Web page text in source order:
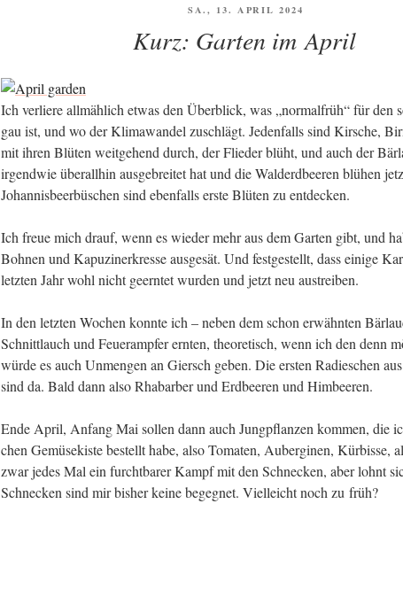
VERÖFFENTLICHT
SA., 13. APRIL 2024
Kurz: Garten im April
Ich ver­lie­re all­mäh­lich etwas den Über­blick, was „nor­mal­früh“ für den
gau ist, und wo der Kli­ma­wan­del zuschlägt. Jeden­falls sind Kir­sche,
mit ihren Blü­ten weit­ge­hend durch, der Flie­der blüht, und auch der
irgend­wie über­all­hin aus­ge­brei­tet hat und die Wald­erd­bee­ren blü­hen
Johan­nis­beer­bü­schen sind eben­falls ers­te Blü­ten zu entdecken.
Ich freue mich drauf, wenn es wie­der mehr aus dem Gar­ten gibt, und
Boh­nen und Kapu­zi­ner­kres­se aus­ge­sät. Und fest­ge­stellt, dass eini­ge
letz­ten Jahr wohl nicht geern­tet wur­den und jetzt neu austreiben.
In den letz­ten Wochen konn­te ich – neben dem schon erwähn­ten
Schnitt­lauch und Feu­er­amp­fer ern­ten, theo­re­tisch, wenn ich den denn
wür­de es auch Unmen­gen an Giersch geben. Die ers­ten Radies­chen
sind da. Bald dann also Rha­bar­ber und Erd­bee­ren und Himbeeren.
Ende April, Anfang Mai sol­len dann auch Jung­pflan­zen kom­men, die
chen Gemü­se­kis­te bestellt habe, also Toma­ten, Auber­gi­nen, Kür­bis­se,
zwar jedes Mal ein furcht­ba­rer Kampf mit den Schne­cken, aber lohnt
Schne­cken sind mir bis­her kei­ne begeg­net. Viel­leicht noch zu früh?